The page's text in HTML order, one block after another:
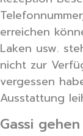
erreichen
Laken usw.
nicht zur
vergessen
Ausstattung
Gassi gehen